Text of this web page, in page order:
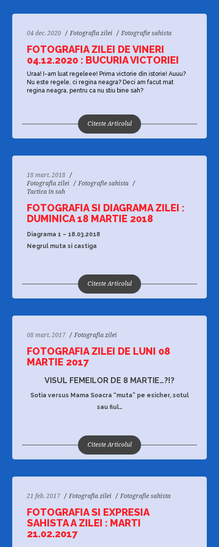
04 dec. 2020 Fotografia zilei Fotografie sahista
FOTOGRAFIA ZILEI DE VINERI
04.12.2020 : BUCURIA VICTORIEI
Uraa! I-am luat regeleee! Prima victorie din istorie! Auuu?
Nu este regele, ci regina neagra? Deci am facut mat
regina neagra, pentru ca nu stiu bine sah?
Citeste Articolul
18 mart. 2018
Fotografia zilei
Fotografie sahista
Tactica in sah
FOTOGRAFIA SI DIAGRAMA ZILEI :
DUMINICA 18 MARTIE 2018
Diagrama 1 – 18.03.2018
Negrul muta si castiga
Citeste Articolul
08 mart. 2017 Fotografia zilei
FOTOGRAFIA ZILEI DE LUNI 08
MARTIE 2017
VISUL FEMEILOR DE 8 MARTIE…?!?
Sotia versus Mama Soacra “muta” pe esicher, sotul
sau fiul…
Citeste Articolul
21 feb. 2017 Fotografia zilei Fotografie sahista
FOTOGRAFIA SI EXPRESIA
SAHISTA A ZILEI : MARTI
21.02.2017